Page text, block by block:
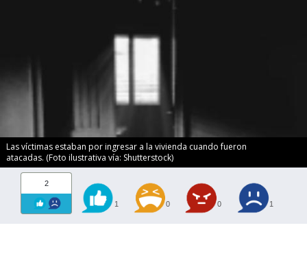
Las víctimas estaban por ingresar a la vivienda cuando fueron
atacadas. (Foto ilustrativa vía: Shutterstock)
2
1 0 0 1